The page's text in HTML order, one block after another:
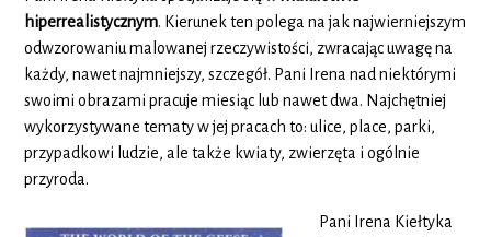
hiperrealistycznym. Kierunek ten polega na jak najwierniejszym
odwzorowaniu malowanej rzeczywistości, zwracając uwagę na
każdy, nawet najmniejszy, szczegół. Pani Irena nad niektórymi
swoimi obrazami pracuje miesiąc lub nawet dwa. Najchętniej
wykorzystywane tematy w jej pracach to: ulice, place, parki,
przypadkowi ludzie, ale także kwiaty, zwierzęta i ogólnie
przyroda.
Pani Irena Kiełtyka